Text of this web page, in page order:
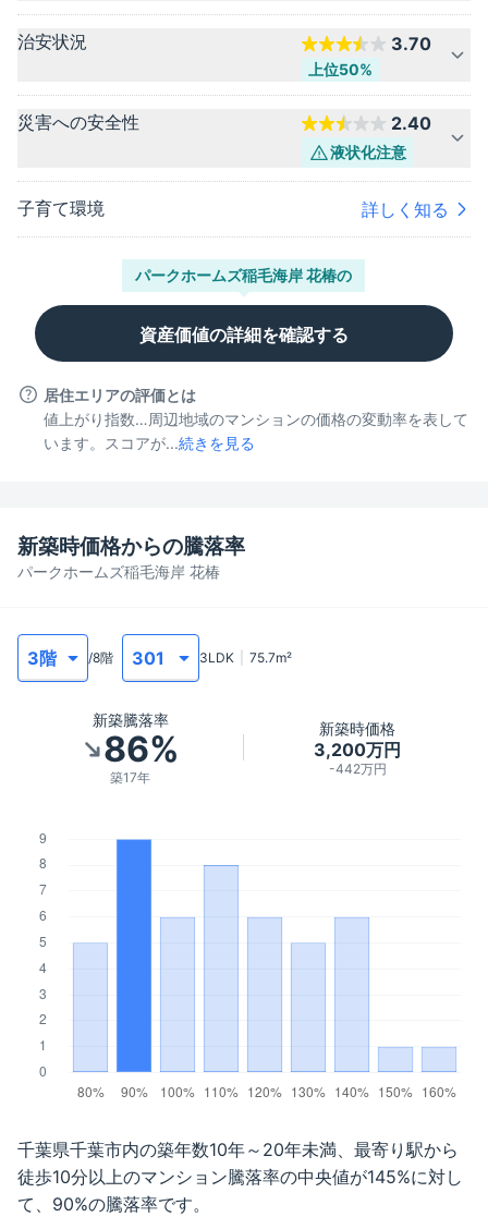
治安状況 3.70
上位50%
災害への安全性 2.40
液状化注意
子育て環境 詳しく知る
パークホームズ稲毛海岸 花椿の
資産価値の詳細を確認する
居住エリアの評価とは
値上がり指数…周辺地域のマンションの価格の変動率を表して
います。スコアが...続きを見る
パークホームズ稲毛海岸 花椿
新築時価格からの騰落率
/8階 3LDK 75.7m²
新築騰落率
86%
築17年
新築時価格
3,200万円
-442万円
千葉県千葉市内の築年数10年～20年未満 、最寄り駅から
徒歩10分以上のマンション騰落率の中央値が145%に対し
て、 90%の騰落率です。